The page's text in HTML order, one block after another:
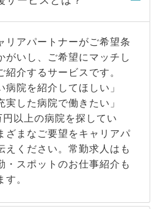
リアパートナーがご希望条
がいし、ご希望にマッチし
紹介するサービスです。
病院を紹介してほしい」
実した病院で働きたい」
円以上の病院を探してい
ざまなご要望をキャリアパ
えください。常勤求人はも
・スポットのお仕事紹介も
。